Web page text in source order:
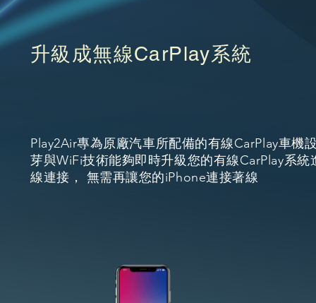
升級成無線CarPlay系統
Play2Air專為原廠汽車所配備的有線CarPlay車機
芽與WiFi技術能夠即時升級您的有線CarPlay系統
線連接， 無需再讓您的iPhone連接著線